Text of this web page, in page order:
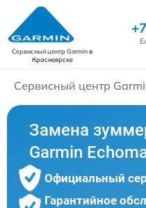
Сервисный центр Garminв
Красноярске
Сервисный центр
Замена
Garmin
Официальный
Гарантийное